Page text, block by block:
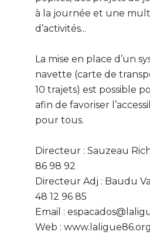
à la journée et une
d’activités...
La mise en place d’un
navette (carte de
10 trajets) est possible
afin de favoriser
pour tous.
Directeur : Sauzeau
86 98 92
Directeur Adj : Baudu
48 12 96 85
Email :
Web : www.laligue86.org